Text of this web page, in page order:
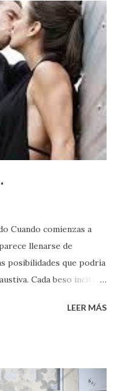
Cuando comienzas a
llenarse de
posibilidades que podría
Cada beso incita
El problema es
saber. Pero incluso
LEER MÁS